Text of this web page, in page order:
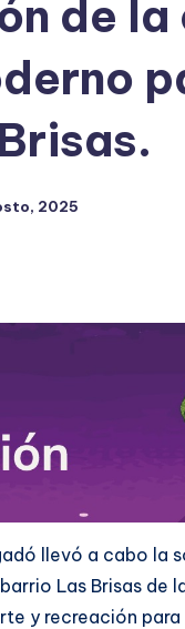
de la
2025
llevó a cabo la
Las Brisas
y recreación